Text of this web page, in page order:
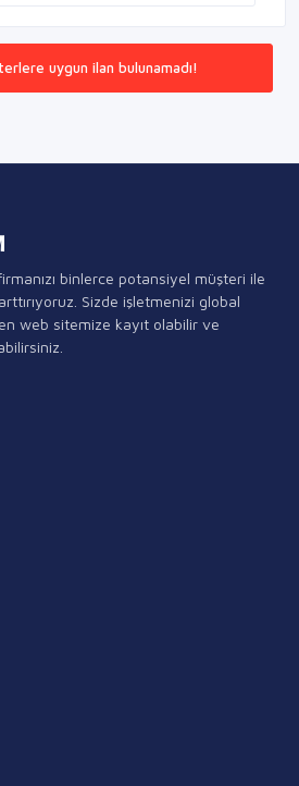
uygun ilan bulunamadı!
binlerce potansiyel müşteri ile
Sizde işletmenizi global
web sitemize kayıt olabilir ve